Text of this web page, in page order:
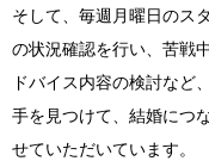
そして、毎週月曜日のス
の状況確認を行い、苦戦
ドバイス内容の検討など
手を見つけて、結婚につ
せていただいています。